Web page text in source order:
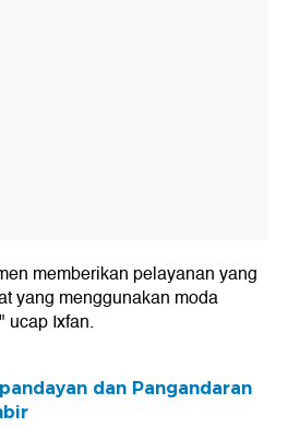
memberikan pelayanan yang
yang menggunakan moda
ucap Ixfan.
dan Pangandaran